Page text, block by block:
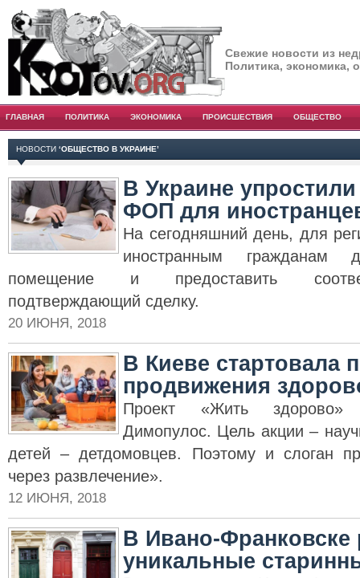
Свежие новости из
Политика, экономика,
ГЛАВНАЯ ПОЛИТИКА ЭКОНОМИКА ПРОИСШЕСТВИЯ ОБЩЕСТВО
НОВОСТИ ‘ОБЩЕСТВО В УКРАИНЕ’
В Украине
ФОП для
На сегодняшний день, для
иностранным гражданам
помещение и предоставить
подтверждающий сделку.
20 ИЮНЯ, 2018
В Киеве стартовала
продвижения
Проект «Жить здорово»
Димопулос. Цель акции –
детей – детдомовцев. Поэтому и слоган
через развлечение».
12 ИЮНЯ, 2018
В Ивано-Франковске
уникальные